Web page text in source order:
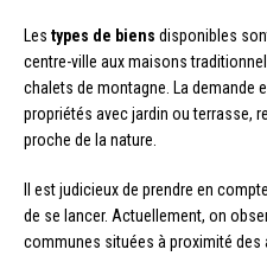
Les types de biens disponibles
centre-ville aux maisons
chalets de montagne. La demande
propriétés avec jardin ou terrasse,
proche de la nature.
Il est judicieux de prendre en
de se lancer. Actuellement, on
communes situées à proximité